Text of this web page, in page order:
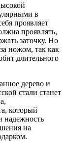
в
проявляет
проявлять,
заточку. Но
ножом, так как
длительного
дерево и
стали станет
который
надежность
на